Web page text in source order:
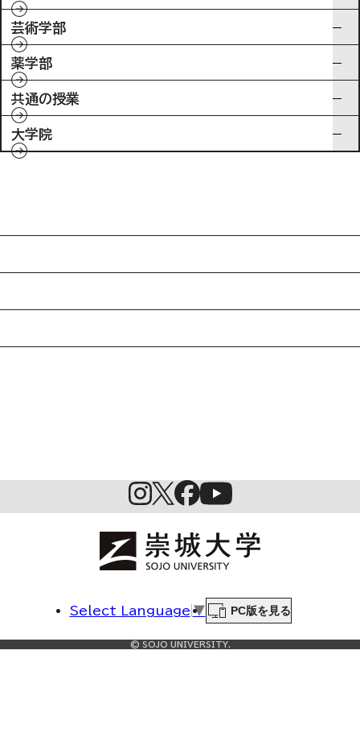
芸術学部
薬学部
共通の授業
大学院
Select Language ▼ PC版を見る
© SOJO UNIVERSITY.